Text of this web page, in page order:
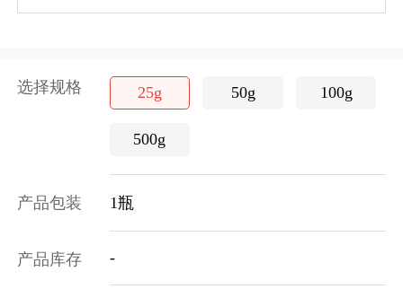
选择规格 25g 50g 100g
500g
产品包装 1瓶
产品库存 -